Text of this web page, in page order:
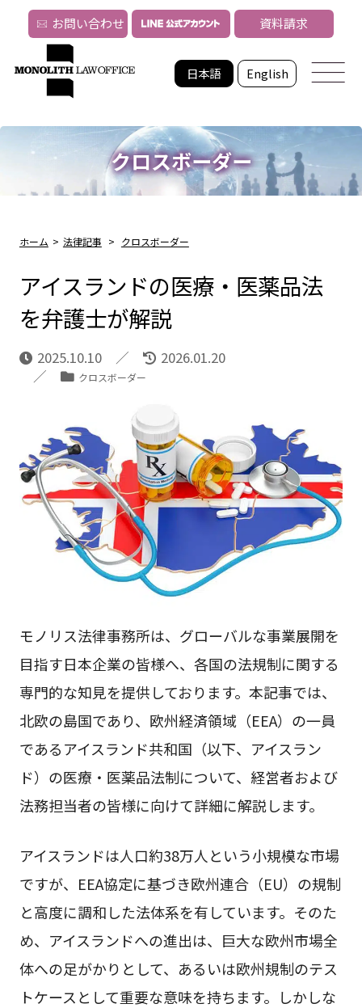
日本語 English
お問い合わせ 資料請求
クロスボーダー
ホーム > 法律記事 > クロスボーダー
アイスランドの医療・医薬品法
を弁護士が解説
2025.10.10 2026.01.20
クロスボーダー
モノリス法律事務所は、グローバルな事業展開を
目指す日本企業の皆様へ、各国の法規制に関する
専門的な知見を提供しております。本記事では、
北欧の島国であり、欧州経済領域（EEA）の一員
であるアイスランド共和国（以下、アイスラン
ド）の医療・医薬品法制について、経営者および
法務担当者の皆様に向けて詳細に解説します。
アイスランドは人口約38万人という小規模な市場
ですが、EEA協定に基づき欧州連合（EU）の規制
と高度に調和した法体系を有しています。そのた
め、アイスランドへの進出は、巨大な欧州市場全
体への足がかりとして、あるいは欧州規制のテス
トケースとして重要な意味を持ちます。しかしな